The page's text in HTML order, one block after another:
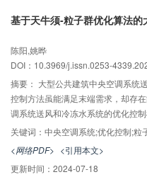
评价方法在住宅建筑空调能耗后评
9.8%、73.1%。剥离气象条件和空
能。
基于天牛须-粒子群优化算法
陈阳,姚晔
DOI：10.3969/j.issn.0253-
摘要： 大型公共建筑中央空调系统
控制方法虽能满足末端需求，却存
调系统送风和冷冻水系统的优化控
须搜索-粒子群优化（BAS-PSO）混
了传统PSO的缺陷。同时将该模型
气调节子系统进行优化控制，结
温度控制相比，最大节能量达
使用该优化控制能在负荷率为0.55
关键词： 中央空调系统;优化控制;粒
<网络PDF> <引用本文>
更新时间： 2024-07-18